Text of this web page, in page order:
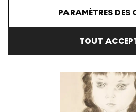
PARAMÈTRES DES
TOUT
Tsuguharu Foujita